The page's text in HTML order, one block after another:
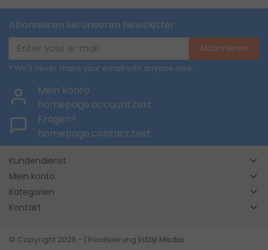
Abonnieren Sie unseren Newsletter
Abonnieren
* We'll never share your email with anyone else.
Mein konto
homepage.account.text
Fragen?
homepage.contact.text
Kundendienst
Mein konto
Kategorien
Kontakt
© Copyright 2026 - | Realisierung InStijl Media